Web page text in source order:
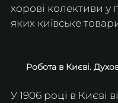
хорові колективи у
яких київське
Робота в Києві.
У 1906 році в Києві